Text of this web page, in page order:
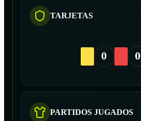
TARJETAS
0 0
PARTIDOS JUGADOS